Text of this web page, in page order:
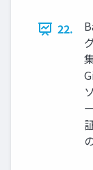
22.